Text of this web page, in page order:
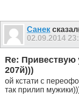
Санек
02.09.2014
Re: Привествую
207й)))
ой кстати с
так прилип